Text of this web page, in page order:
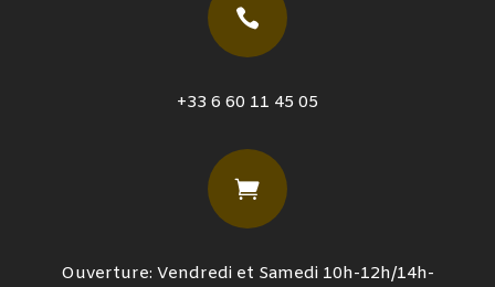

+33 6 60 11 45 05

Ouverture: Vendredi et Samedi 10h-12h/14h-